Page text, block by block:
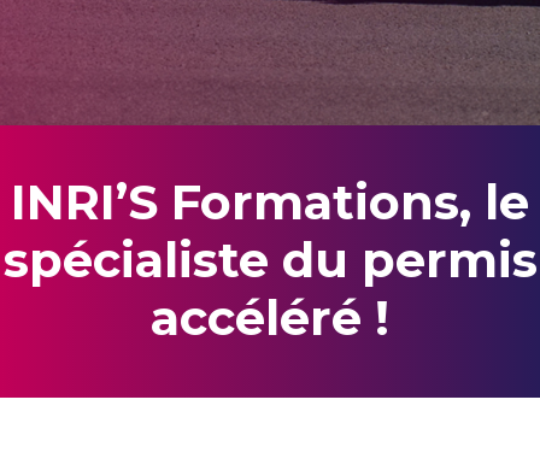
INRI’S Formations, le
spécialiste du permis
accéléré !